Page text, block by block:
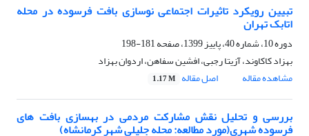
تبیین رویکرد تاثیرات اجتماعی نوسازی بافت فرسوده در محله
اتابک تهران
دوره 10، شماره 40، پاییز 1399، صفحه
181-198
بهزاد کاکاوند، آزیتا رجبی، افشین سفاهن، اردوان بهزاد
مشاهده مقاله
اصل مقاله 1.17 M
بررسی و تحلیل نقش مشارکت مردمی در بهسازی بافت های
فرسوده شهری(مورد مطالعه: محله جلیلی شهر کرمانشاه)